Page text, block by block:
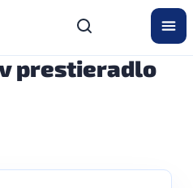
prestieradlo